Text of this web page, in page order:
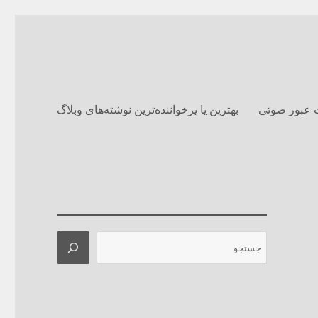
عبور صوتی بهترین یا پرخواننده‌ترین نوشته‌های وبلاگ‌